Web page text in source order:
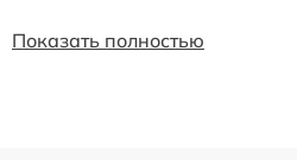
Показать полностью